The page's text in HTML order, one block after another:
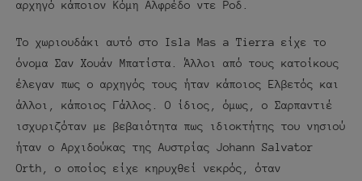
αρχηγό κάποιον Κόμη Αλφρέδο ντε Ροδ.
Το χωριουδάκι αυτό στο Isla Mas a Tierra είχε το
όνομα Σαν Χουάν Μπατίστα. Άλλοι από τους κατοίκους
έλεγαν πως ο αρχηγός τους ήταν κάποιος Ελβετός και
άλλοι, κάποιος Γάλλος. Ο ίδιος, όμως, ο Σαρπαντιέ
ισχυριζόταν με βεβαιότητα πως ιδιοκτήτης του νησιού
ήταν ο Αρχιδούκας της Αυστρίας Johann Salvator
Orth, ο οποίος είχε κηρυχθεί νεκρός, όταν